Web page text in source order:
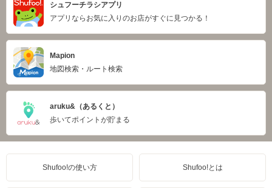
シュフーチラシアプリ
アプリならお気に入りのお店がすぐに見つかる！
Mapion
地図検索・ルート検索
aruku&（あるくと）
歩いてポイントが貯まる
Shufoo!の使い方 Shufoo!とは